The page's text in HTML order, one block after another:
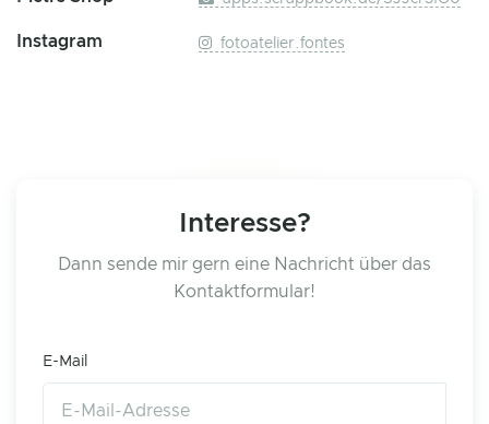
Instagram fotoatelier.fontes
Interesse?
Dann sende mir gern eine Nachricht über das
Kontaktformular!
E-Mail